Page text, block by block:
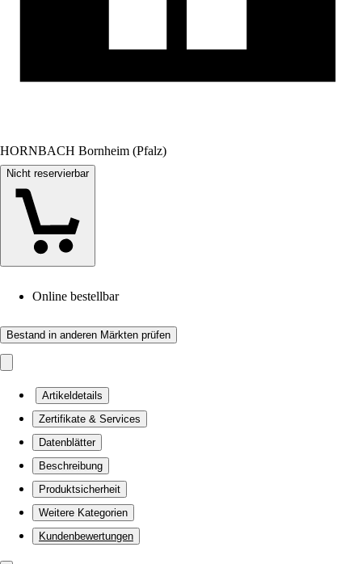
HORNBACH Bornheim (Pfalz)
Nicht reservierbar
Online bestellbar
Bestand in anderen Märkten prüfen
Artikeldetails
Zertifikate & Services
Datenblätter
Beschreibung
Produktsicherheit
Weitere Kategorien
Kundenbewertungen